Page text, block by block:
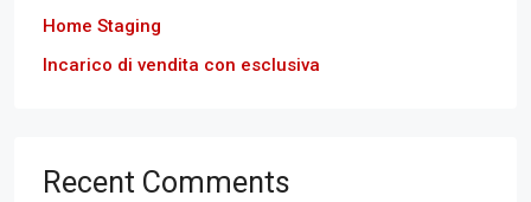
Home Staging
Incarico di vendita con esclusiva
Recent Comments